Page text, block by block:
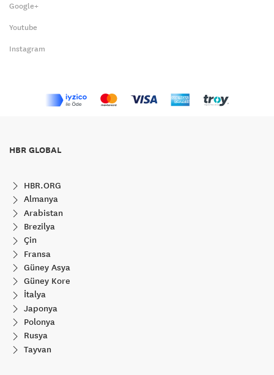
Google+
Youtube
Instagram
HBR GLOBAL
HBR.ORG
Almanya
Arabistan
Brezilya
Çin
Fransa
Güney Asya
Güney Kore
İtalya
Japonya
Polonya
Rusya
Tayvan